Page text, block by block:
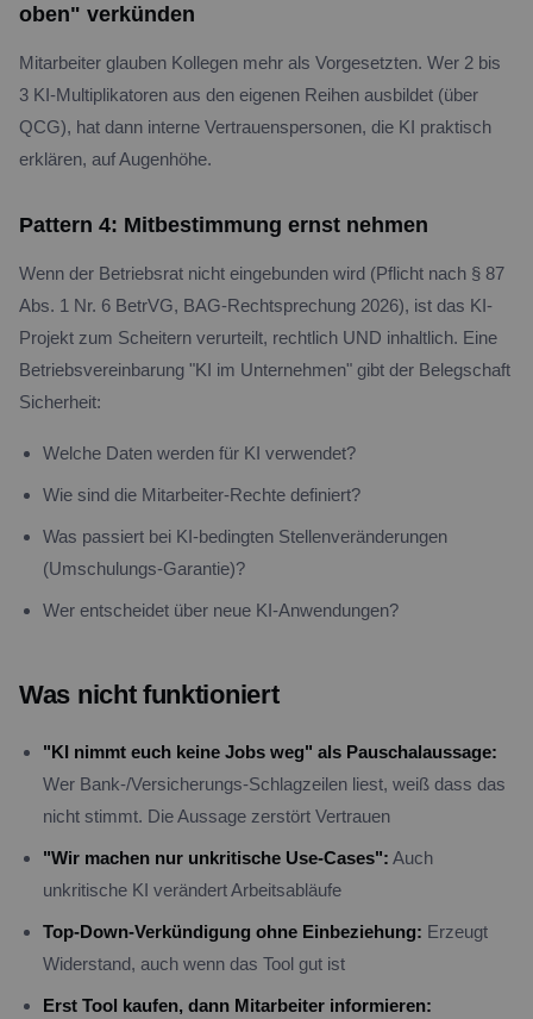
oben" verkünden
Mitarbeiter glauben Kollegen mehr als Vorgesetzten. Wer 2 bis
3 KI-Multiplikatoren aus den eigenen Reihen ausbildet (über
QCG), hat dann interne Vertrauenspersonen, die KI praktisch
erklären, auf Augenhöhe.
Pattern 4: Mitbestimmung ernst nehmen
Wenn der Betriebsrat nicht eingebunden wird (Pflicht nach § 87
Abs. 1 Nr. 6 BetrVG, BAG-Rechtsprechung 2026), ist das KI-
Projekt zum Scheitern verurteilt, rechtlich UND inhaltlich. Eine
Betriebsvereinbarung "KI im Unternehmen" gibt der Belegschaft
Sicherheit:
Welche Daten werden für KI verwendet?
Wie sind die Mitarbeiter-Rechte definiert?
Was passiert bei KI-bedingten Stellenveränderungen
(Umschulungs-Garantie)?
Wer entscheidet über neue KI-Anwendungen?
Was nicht funktioniert
"KI nimmt euch keine Jobs weg" als Pauschalaussage:
Wer Bank-/Versicherungs-Schlagzeilen liest, weiß dass das
nicht stimmt. Die Aussage zerstört Vertrauen
"Wir machen nur unkritische Use-Cases": Auch
unkritische KI verändert Arbeitsabläufe
Top-Down-Verkündigung ohne Einbeziehung: Erzeugt
Widerstand, auch wenn das Tool gut ist
Erst Tool kaufen, dann Mitarbeiter informieren: